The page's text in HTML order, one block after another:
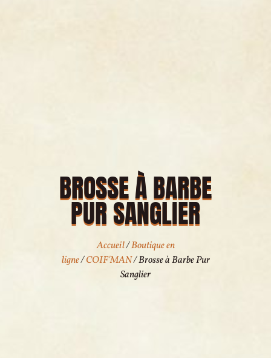
BROSSE À BARBE
PUR SANGLIER
Accueil/Boutique en
ligne/COIF'MAN/ Brosse à Barbe Pur
Sanglier